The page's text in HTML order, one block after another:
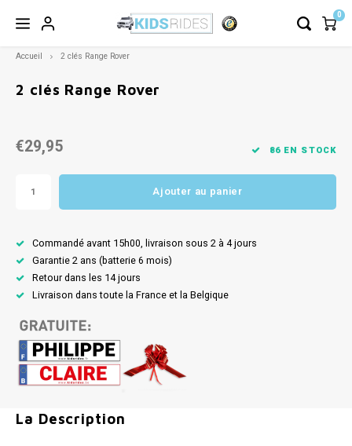
0
Accueil 2 clés Range Rover
2 clés Range Rover
€29,95 86 EN STOCK
Ajouter au panier
Commandé avant 15h00, livraison sous 2 à 4 jours
Garantie 2 ans (batterie 6 mois)
Retour dans les 14 jours
Livraison dans toute la France et la Belgique
La Description